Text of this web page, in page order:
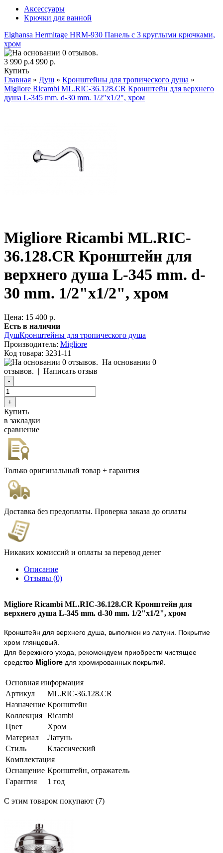
Аксессуары
Крючки для ванной
Elghansa Hermitage HRM-930 Панель с 3 круглыми крючками,
хром
3 990 р.4 990 р.
Купить
Главная » Душ » Кронштейны для тропического душа »
Migliore Ricambi ML.RIC-36.128.CR Кронштейн для верхнего
душа L-345 mm. d-30 mm. 1/2"x1/2", хром
Migliore Ricambi ML.RIC-
36.128.CR Кронштейн для
верхнего душа L-345 mm. d-
30 mm. 1/2"x1/2", хром
Цена: 15 400 р.
Есть в наличии
ДушКронштейны для тропического душа
Производитель: Migliore
Код товара: 3231-11
На основании 0
отзывов. | Написать отзыв
Купить
в закладки
сравнение
Только оригинальный товар + гарантия
Доставка без предоплаты. Проверка заказа до оплаты
Никаких комиссий и оплаты за перевод денег
Описание
Отзывы (0)
Migliore Ricambi ML.RIC-36.128.CR Кронштейн для
верхнего душа L-345 mm. d-30 mm. 1/2"x1/2", хром
Кронштейн для верхнего душа, выполнен из латуни. Покрытие
хром глянцевый.
Для бережного ухода, рекомендуем приобрести чистящее
средство Migliore для хромированных покрытий.
Основная информация
Артикул
ML.RIC-36.128.CR
Назначение Кронштейн
Коллекция Ricambi
Цвет
Хром
Материал
Латунь
Стиль
Классический
Комплектация
Оснащение Кронштейн, отражатель
Гарантия
1 год
С этим товаром покупают (7)